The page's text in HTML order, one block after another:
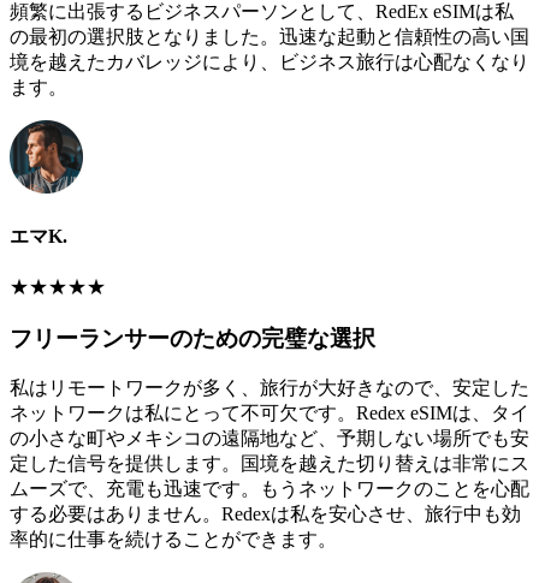
頻繁に出張するビジネスパーソンとして、RedEx eSIMは私
の最初の選択肢となりました。迅速な起動と信頼性の高い国
境を越えたカバレッジにより、ビジネス旅行は心配なくなり
ます。
エマK.
★★★★★
フリーランサーのための完璧な選択
私はリモートワークが多く、旅行が大好きなので、安定した
ネットワークは私にとって不可欠です。Redex eSIMは、タイ
の小さな町やメキシコの遠隔地など、予期しない場所でも安
定した信号を提供します。国境を越えた切り替えは非常にス
ムーズで、充電も迅速です。もうネットワークのことを心配
する必要はありません。Redexは私を安心させ、旅行中も効
率的に仕事を続けることができます。